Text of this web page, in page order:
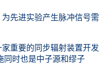
先进实验产生脉冲信号需
重要的同步辐射装置开发
时也是中子源和缪子